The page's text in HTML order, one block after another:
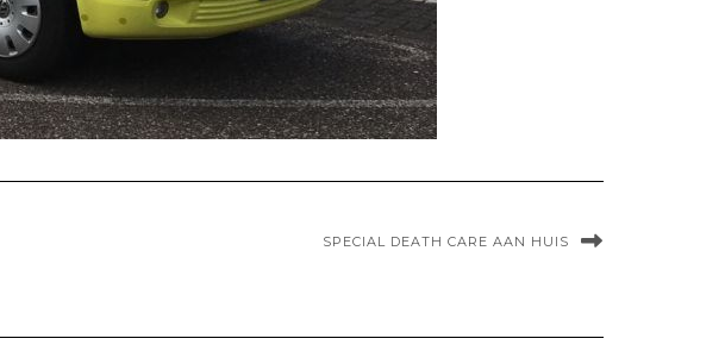
SPECIAL DEATH CARE AAN HUIS